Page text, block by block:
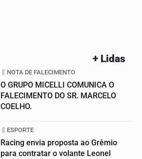
+ Lidas
NOTA DE FALECIMENTO
O GRUPO MICELLI COMUNICA O
FALECIMENTO DO SR. MARCELO
COELHO.
ESPORTE
Racing envia proposta ao Grêmio
para contratar o volante Leonel